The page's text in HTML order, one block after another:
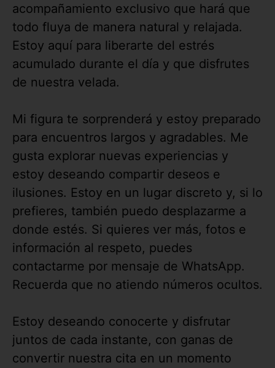
acompañamiento exclusivo que hará que
todo fluya de manera natural y relajada.
Estoy aquí para liberarte del estrés
acumulado durante el día y que disfrutes
de nuestra velada.
Mi figura te sorprenderá y estoy preparado
para encuentros largos y agradables. Me
gusta explorar nuevas experiencias y
estoy deseando compartir deseos e
ilusiones. Estoy en un lugar discreto y, si lo
prefieres, también puedo desplazarme a
donde estés. Si quieres ver más, fotos e
información al respeto, puedes
contactarme por mensaje de WhatsApp.
Recuerda que no atiendo números ocultos.
Estoy deseando conocerte y disfrutar
juntos de cada instante, con ganas de
convertir nuestra cita en un momento